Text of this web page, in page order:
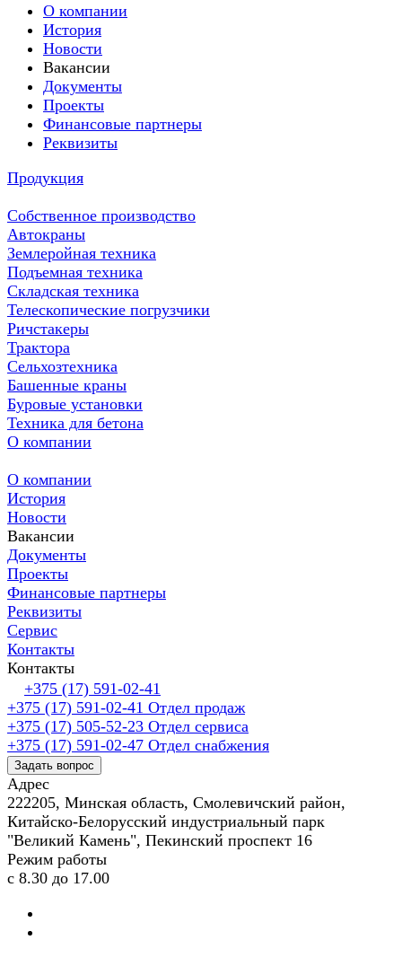
О компании
История
Новости
Вакансии
Документы
Проекты
Финансовые партнеры
Реквизиты
Продукция
Собственное производство
Автокраны
Землеройная техника
Подъемная техника
Складская техника
Телескопические погрузчики
Ричстакеры
Трактора
Сельхозтехника
Башенные краны
Буровые установки
Техника для бетона
О компании
О компании
История
Новости
Вакансии
Документы
Проекты
Финансовые партнеры
Реквизиты
Сервис
Контакты
Контакты
+375 (17) 591-02-41
+375 (17) 591-02-41 Отдел продаж
+375 (17) 505-52-23 Отдел сервиса
+375 (17) 591-02-47 Отдел снабжения
Задать вопрос
Адрес
222205, Минская область, Смолевичский район,
Китайско-Белорусский индустриальный парк
"Великий Камень", Пекинский проспект 16
Режим работы
с 8.30 до 17.00